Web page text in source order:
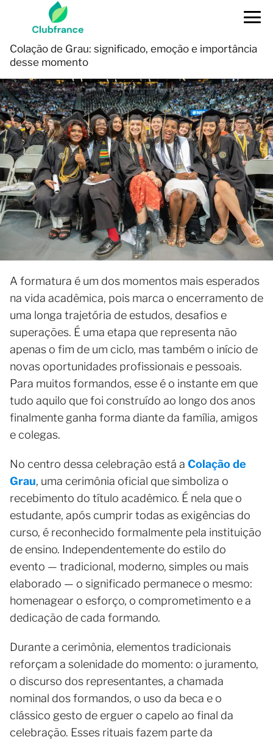
Colação de Grau: significado, emoção e importância
desse momento
A formatura é um dos momentos mais esperados
na vida acadêmica, pois marca o encerramento de
uma longa trajetória de estudos, desafios e
superações. É uma etapa que representa não
apenas o fim de um ciclo, mas também o início de
novas oportunidades profissionais e pessoais.
Para muitos formandos, esse é o instante em que
tudo aquilo que foi construído ao longo dos anos
finalmente ganha forma diante da família, amigos
e colegas.
No centro dessa celebração está a Colação de
Grau, uma cerimônia oficial que simboliza o
recebimento do título acadêmico. É nela que o
estudante, após cumprir todas as exigências do
curso, é reconhecido formalmente pela instituição
de ensino. Independentemente do estilo do
evento — tradicional, moderno, simples ou mais
elaborado — o significado permanece o mesmo:
homenagear o esforço, o comprometimento e a
dedicação de cada formando.
Durante a cerimônia, elementos tradicionais
reforçam a solenidade do momento: o juramento,
o discurso dos representantes, a chamada
nominal dos formandos, o uso da beca e o
clássico gesto de erguer o capelo ao final da
celebração. Esses rituais fazem parte da